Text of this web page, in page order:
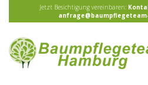
Jetzt Besichtigung vereinbaren: